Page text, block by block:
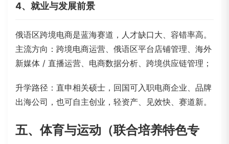
4、就业与发展前景
俄语区跨境电商是蓝海赛道，人才缺口大、容错率高。
主流方向：跨境电商运营、俄语区平台店铺管理、海外
新媒体 / 直播运营、电商数据分析、跨境供应链管理；
升学路径：直申相关硕士，回国可入职电商企业、品牌
出海公司，也可自主创业，轻资产、见效快、赛道新。
五、体育与运动（联合培养特色专